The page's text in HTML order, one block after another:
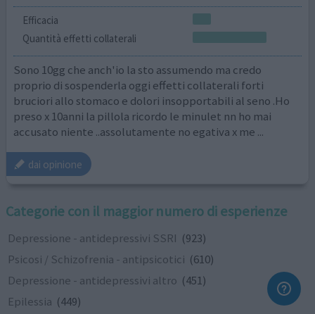
Efficacia
Quantità effetti collaterali
Sono 10gg che anch'io la sto assumendo ma credo
proprio di sospenderla oggi effetti collaterali forti
bruciori allo stomaco e dolori insopportabili al seno .Ho
preso x 10anni la pillola ricordo le minulet nn ho mai
accusato niente ..assolutamente no egativa x me ...
dai opinione
Categorie con il maggior numero di esperienze
Depressione - antidepressivi SSRI (923)
Psicosi / Schizofrenia - antipsicotici (610)
Depressione - antidepressivi altro (451)
Epilessia (449)